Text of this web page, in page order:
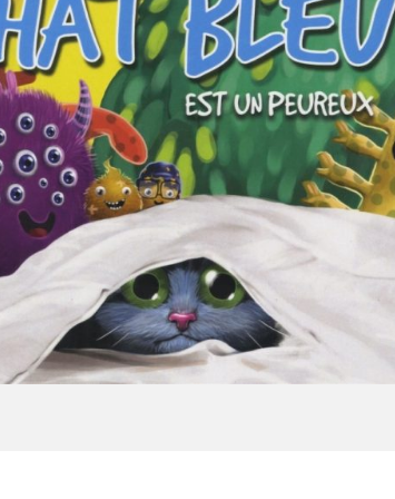
Le Salon dans la ville, espace
organisateur⋅rice
> SLM Pro